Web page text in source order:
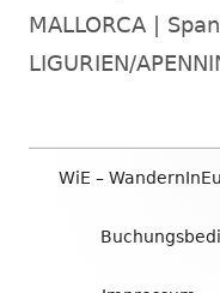
MALLORCA |
LIGURIEN/
Footer
WiE –